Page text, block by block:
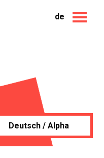
de
Deutsch / Alpha